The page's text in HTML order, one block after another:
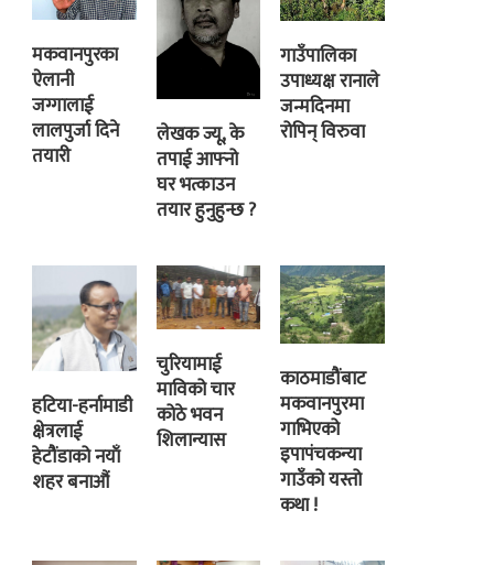
मकवानपुरका
ऐलानी
जग्गालाई
लालपुर्जा दिने
तयारी
लेखक ज्यू, के
तपाई आफ्नो
घर भत्काउन
तयार हुनुहुन्छ ?
गाउँपालिका
उपाध्यक्ष रानाले
जन्मदिनमा
रोपिन् विरुवा
हटिया-हर्नामाडी
क्षेत्रलाई
हेटौंडाको नयाँ
शहर बनाऔं
चुरियामाई
माविको चार
कोठे भवन
शिलान्यास
काठमाडौंबाट
मकवानपुरमा
गाभिएको
इपापंचकन्या
गाउँको यस्तो
कथा !